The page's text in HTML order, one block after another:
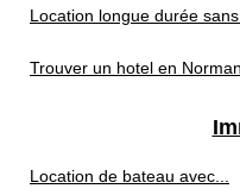
Location longue durée
Trouver un hotel en
Location de bateau avec...